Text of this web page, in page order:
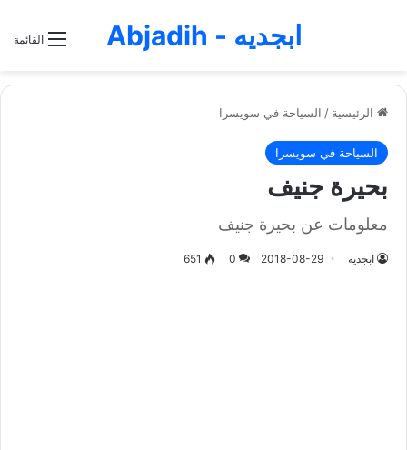
القائمة ابجديه - Abjadih
الرئيسية / السياحة في سويسرا
السياحة في سويسرا
بحيرة جنيف
معلومات عن بحيرة جنيف
ابجديه 2018-08-29
0
651